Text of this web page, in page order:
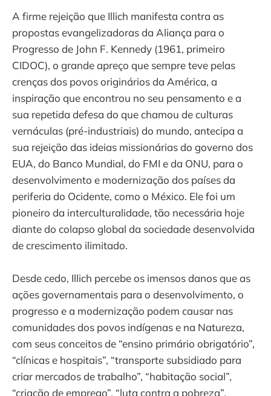
A firme rejeição que Illich manifesta contra as
propostas evangelizadoras da Aliança para o
Progresso de John F. Kennedy (1961, primeiro
CIDOC), o grande apreço que sempre teve pelas
crenças dos povos originários da América, a
inspiração que encontrou no seu pensamento e a
sua repetida defesa do que chamou de culturas
vernáculas (pré-industriais) do mundo, antecipa a
sua rejeição das ideias missionárias do governo dos
EUA, do Banco Mundial, do FMI e da ONU, para o
desenvolvimento e modernização dos países da
periferia do Ocidente, como o México. Ele foi um
pioneiro da interculturalidade, tão necessária hoje
diante do colapso global da sociedade desenvolvida
de crescimento ilimitado.
Desde cedo, Illich percebe os imensos danos que as
ações governamentais para o desenvolvimento, o
progresso e a modernização podem causar nas
comunidades dos povos indígenas e na Natureza,
com seus conceitos de “ensino primário obrigatório”,
“clínicas e hospitais”, “transporte subsidiado para
criar mercados de trabalho”, “habitação social”,
“criação de emprego”, “luta contra a pobreza”,